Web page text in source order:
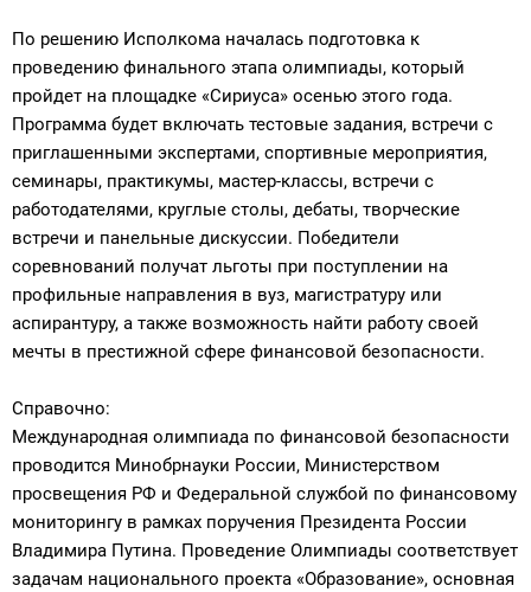
По решению Исполкома началась подготовка к
проведению финального этапа олимпиады, который
пройдет на площадке «Сириуса» осенью этого года.
Программа будет включать тестовые задания, встречи с
приглашенными экспертами, спортивные мероприятия,
семинары, практикумы, мастер-классы, встречи с
работодателями, круглые столы, дебаты, творческие
встречи и панельные дискуссии. Победители
соревнований получат льготы при поступлении на
профильные направления в вуз, магистратуру или
аспирантуру, а также возможность найти работу своей
мечты в престижной сфере финансовой безопасности.
Справочно:
Международная олимпиада по финансовой безопасности
проводится Минобрнауки России, Министерством
просвещения РФ и Федеральной службой по финансовому
мониторингу в рамках поручения Президента России
Владимира Путина. Проведение Олимпиады соответствует
задачам национального проекта «Образование», основная